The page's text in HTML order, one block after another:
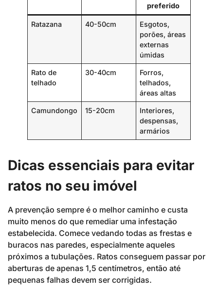
preferido
Ratazana 40-50cm
Esgotos,
porões, áreas
externas
úmidas
Rato de
telhado
30-40cm
Forros,
telhados,
áreas altas
Camundongo 15-20cm
Interiores,
despensas,
armários
Dicas essenciais para evitar
ratos no seu imóvel
A prevenção sempre é o melhor caminho e custa
muito menos do que remediar uma infestação
estabelecida. Comece vedando todas as frestas e
buracos nas paredes, especialmente aqueles
próximos a tubulações. Ratos conseguem passar por
aberturas de apenas 1,5 centímetros, então até
pequenas falhas devem ser corrigidas.